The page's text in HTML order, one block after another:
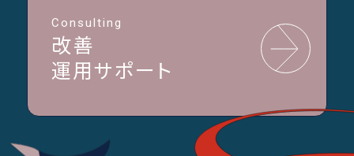
Consulting
改善
運用サポート